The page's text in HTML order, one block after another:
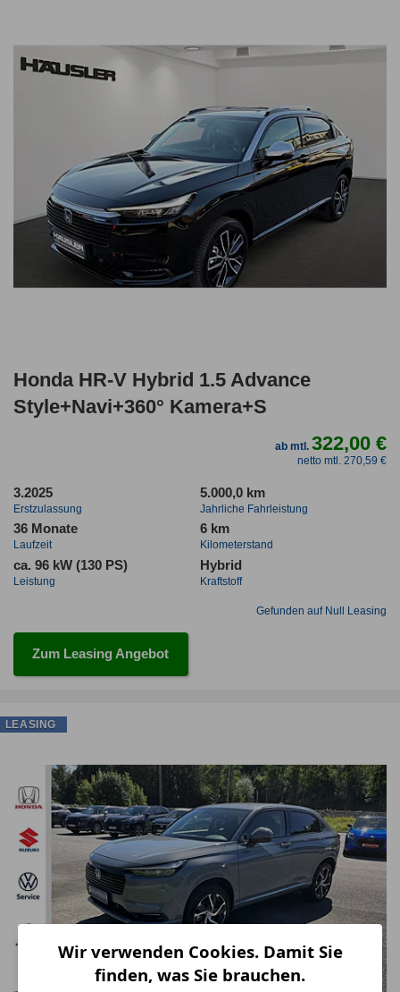
Honda HR-V Hybrid 1.5 Advance
Style+Navi+360° Kamera+S
ab mtl.322,00 €
netto mtl. 270,59 €
3.2025
Erstzulassung
5.000,0 km
Jahrliche Fahrleistung
36 Monate
Laufzeit
6 km
Kilometerstand
ca. 96 kW (130 PS)
Leistung
Hybrid
Kraftstoff
Gefunden auf Null Leasing
Zum Leasing Angebot
LEASING
Wir verwenden Cookies. Damit Sie
finden, was Sie brauchen.